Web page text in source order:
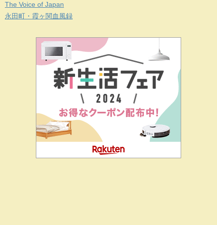
The Voice of Japan
永田町・霞ヶ関血風録